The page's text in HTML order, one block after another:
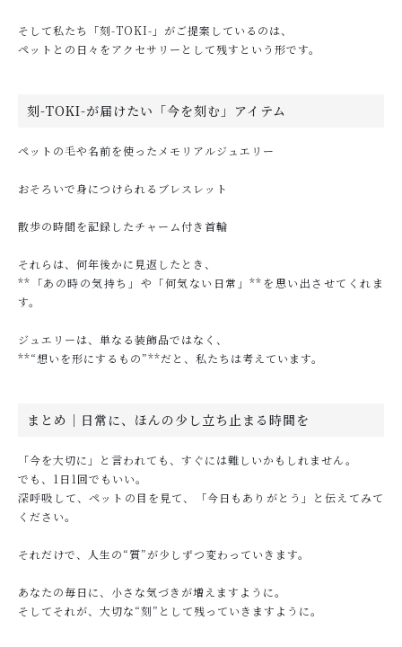
そして私たち「刻-TOKI-」がご提案しているのは、
ペットとの日々をアクセサリーとして残すという形です。
刻-TOKI-が届けたい「今を刻む」アイテム
ペットの毛や名前を使ったメモリアルジュエリー
おそろいで身につけられるブレスレット
散歩の時間を記録したチャーム付き首輪
それらは、何年後かに見返したとき、
**「あの時の気持ち」や「何気ない日常」**を思い出させてくれま
す。
ジュエリーは、単なる装飾品ではなく、
**“想いを形にするもの”**だと、私たちは考えています。
まとめ｜日常に、ほんの少し立ち止まる時間を
「今を大切に」と言われても、すぐには難しいかもしれません。
でも、1日1回でもいい。
深呼吸して、ペットの目を見て、「今日もありがとう」と伝えてみて
ください。
それだけで、人生の“質”が少しずつ変わっていきます。
あなたの毎日に、小さな気づきが増えますように。
そしてそれが、大切な“刻”として残っていきますように。